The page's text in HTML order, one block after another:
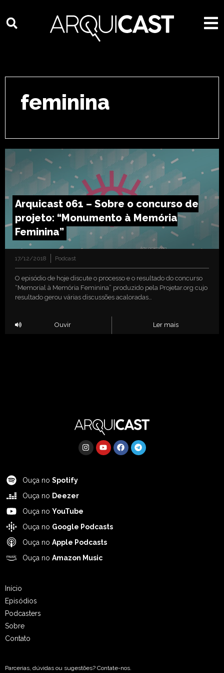
feminina
Arquicast 061 – Sobre o concurso de
projeto: “Monumento à Memória
Feminina”
17/12/2018 Podcast
O episódio de hoje discute o processo e o resultado do concurso
“Memorial à Memória Feminina” produzido pela Projetar.org cujo
resultado gerou várias discussões acaloradas…
Ouvir Ler mais
Ouça no Spotify
Ouça no Deezer
Ouça no YouTube
Ouça no Google Podcasts
Ouça no Apple Podcasts
Ouça no Amazon Music
Início
Episódios
Podcasters
Sobre
Contato
Parcerias, dúvidas ou sugestões? Contate-nos.